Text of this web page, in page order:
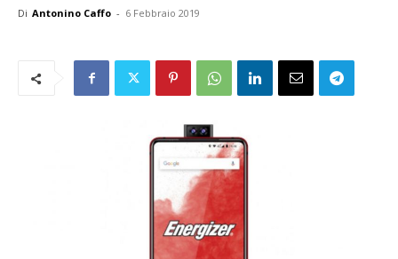
Di Antonino Caffo - 6 Febbraio 2019